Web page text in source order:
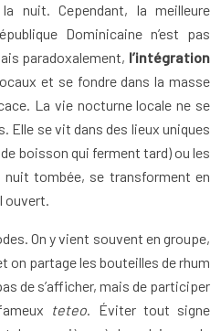
nuit. Cependant, la meilleure
Dominicaine n’est pas
paradoxalement, l’intégration
et se fondre dans la masse
La vie nocturne locale ne se
Elle se vit dans des lieux uniques
boisson qui ferment tard) ou les
nuit tombée, se transforment en
ouvert.
On y vient souvent en groupe,
on partage les bouteilles de rhum
de s’afficher, mais de participer
teteo. Éviter tout signe